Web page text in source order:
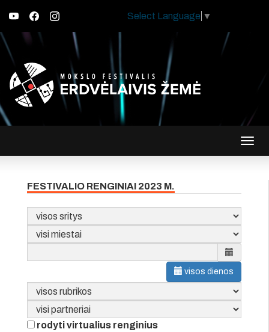
Select Language ▼
FESTIVALIO RENGINIAI 2023 M.
visos dienos
rodyti virtualius renginius